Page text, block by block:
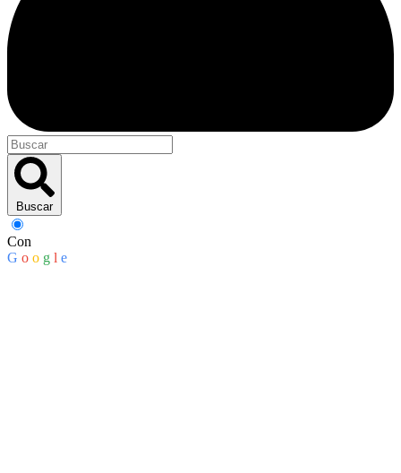
Buscar
Con
G o o g l e